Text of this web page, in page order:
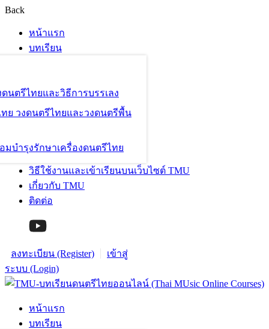
Back
หน้าแรก
บทเรียน
ดนตรีไทยและวิธีการบรรเลง
ทย วงดนตรีไทยและวงดนตรีพื้น
มบำรุงรักษาเครื่องดนตรีไทย
วิธีใช้งานและเข้าเรียนบนเว็บไซต์ TMU
เกี่ยวกับ TMU
ติดต่อ
ลงทะเบียน (Register)
เข้าสู่
ระบบ (Login)
หน้าแรก
บทเรียน